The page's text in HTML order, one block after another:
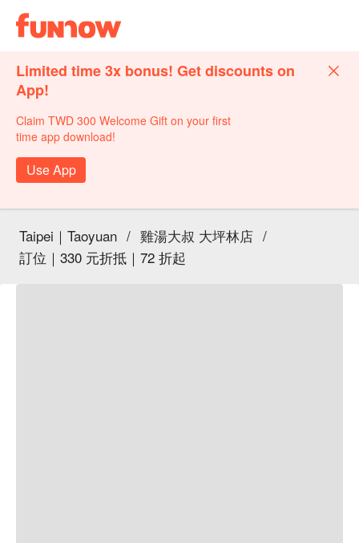
Limited time 3x bonus! Get discounts on
App!
Claim TWD 300 Welcome Gift on your first
time app download!
Use App
Taipei｜Taoyuan / 雞湯大叔 大坪林店 /
訂位｜330 元折抵｜72 折起